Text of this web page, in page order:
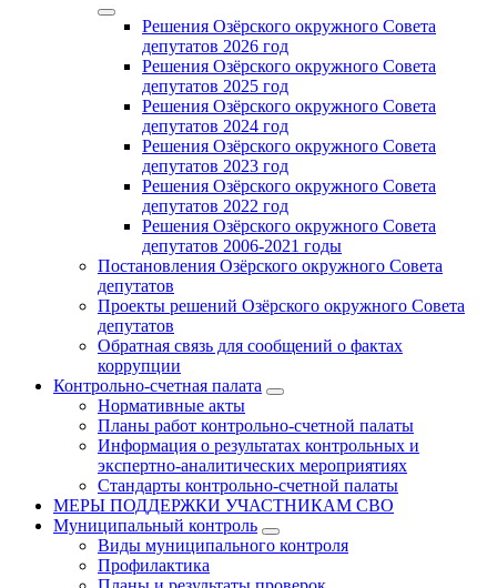
Решения Озёрского окружного Совета
депутатов 2026 год
Решения Озёрского окружного Совета
депутатов 2025 год
Решения Озёрского окружного Совета
депутатов 2024 год
Решения Озёрского окружного Совета
депутатов 2023 год
Решения Озёрского окружного Совета
депутатов 2022 год
Решения Озёрского окружного Совета
депутатов 2006-2021 годы
Постановления Озёрского окружного Совета
депутатов
Проекты решений Озёрского окружного Совета
депутатов
Обратная связь для сообщений о фактах
коррупции
Контрольно-счетная палата
Нормативные акты
Планы работ контрольно-счетной палаты
Информация о результатах контрольных и
экспертно-аналитических мероприятиях
Стандарты контрольно-счетной палаты
МЕРЫ ПОДДЕРЖКИ УЧАСТНИКАМ СВО
Муниципальный контроль
Виды муниципального контроля
Профилактика